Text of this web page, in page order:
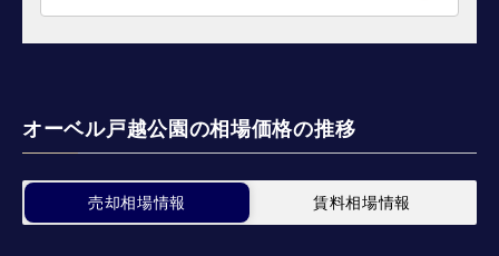
オーベル戸越公園の相場価格の推移
売却相場情報 賃料相場情報